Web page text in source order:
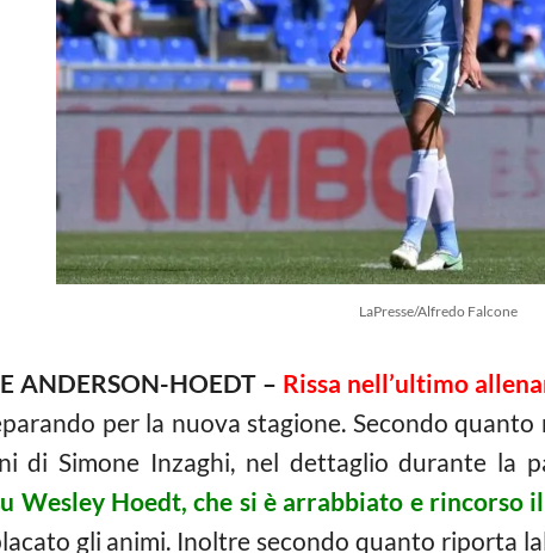
LaPresse/Alfredo Falcone
ANDERSON-HOEDT – Rissa nell’ultimo
per la nuova stagione. Secondo
di Simone Inzaghi, nel dettaglio durante la
Wesley Hoedt, che si è arrabbiato e rincorso
gli animi. Inoltre secondo quanto riporta